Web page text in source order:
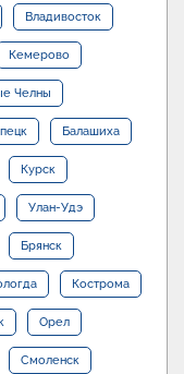
Владивосток
Кемерово
Челны
Балашиха
Курск
Улан-Удэ
Брянск
Кострома
Орел
Смоленск